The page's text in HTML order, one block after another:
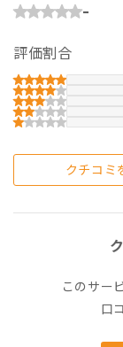
-
評価割合
クチコミ
このサー
口